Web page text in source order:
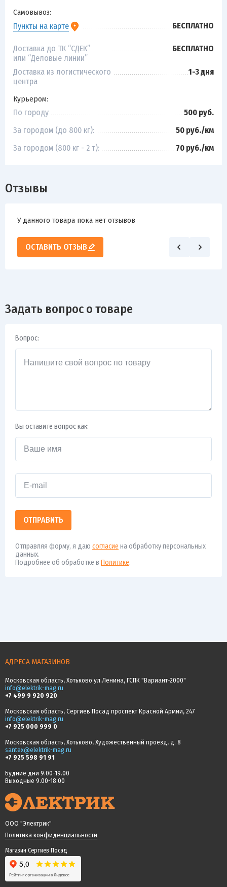
Самовывоз:
Пункты на карте БЕСПЛАТНО
Доставка до ТК “СДЕК”
или “Деловые линии”
БЕСПЛАТНО
Доставка из логистического
центра
1-3 дня
Курьером:
По городу
500 руб.
За городом (до 800 кг):
50 руб./км
За городом (800 кг - 2 т):
70 руб./км
Отзывы
У данного товара пока нет отзывов
ОСТАВИТЬ ОТЗЫВ
Задать вопрос о товаре
Вопрос:
Вы оставите вопрос как:
ОТПРАВИТЬ
Отправляя форму, я даю согласие на обработку персональных
данных.
Подробнее об обработке в Политике.
АДРЕСА МАГАЗИНОВ
Московская область, Хотьково ул.Ленина, ГСПК "Вариант-2000"
info@elektrik-mag.ru
+7 499 9 920 920
Московская область, Сергиев Посад проспект Красной Армии, 247
info@elektrik-mag.ru
+7 925 000 999 0
Московская область, Хотьково, Художественный проезд, д. 8
santex@elektrik-mag.ru
+7 925 598 91 91
Будние дни 9.00-19.00
Выходные 9.00-18.00
ООО "Электрик"
Политика конфиденциальности
Магазин Сергиев Посад